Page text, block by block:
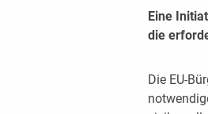
Eine
die
Die EU-